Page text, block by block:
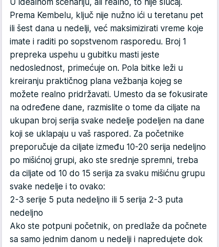
U idealnom scenariju, ali realno, to nije slučaj.
Prema Kembelu, ključ nije nužno ići u teretanu pet
ili šest dana u nedelji, već maksimizirati vreme koje
imate i raditi po sopstvenom rasporedu. Broj 1
prepreka uspehu u gubitku masti jeste
nedoslednost, primećuje on. Pola bitke leži u
kreiranju praktičnog plana vežbanja kojeg se
možete realno pridržavati. Umesto da se fokusirate
na određene dane, razmislite o tome da ciljate na
ukupan broj serija svake nedelje podeljen na dane
koji se uklapaju u vaš raspored. Za početnike
preporučuje da ciljate između 10-20 serija nedeljno
po mišićnoj grupi, ako ste srednje spremni, treba
da ciljate od 10 do 15 serija za svaku mišićnu grupu
svake nedelje i to ovako:
2-3 serije 5 puta nedeljno ili 5 serija 2-3 puta
nedeljno
Ako ste potpuni početnik, on predlaže da počnete
sa samo jednim danom u nedelji i napredujete dok